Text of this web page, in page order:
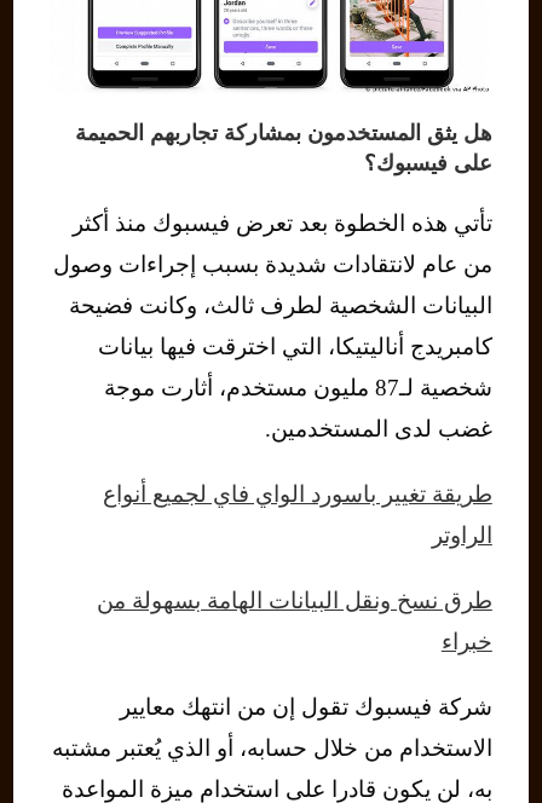
هل يثق المستخدمون بمشاركة تجاربهم الحميمة
على فيسبوك؟
تأتي هذه الخطوة بعد تعرض فيسبوك منذ أكثر
من عام لانتقادات شديدة بسبب إجراءات وصول
البيانات الشخصية لطرف ثالث، وكانت فضيحة
كامبريدج أناليتيكا، التي اخترقت فيها بيانات
شخصية لـ87 مليون مستخدم، أثارت موجة
غضب لدى المستخدمين.
طريقة تغيير باسورد الواي فاي لجميع أنواع
الراوتر
طرق نسخ ونقل البيانات الهامة بسهولة من
خبراء
شركة فيسبوك تقول إن من انتهك معايير
الاستخدام من خلال حسابه، أو الذي يُعتبر مشتبه
به، لن يكون قادرا على استخدام ميزة المواعدة